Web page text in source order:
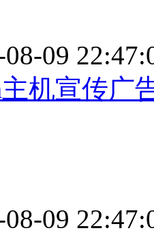
09
主机宣传广
09